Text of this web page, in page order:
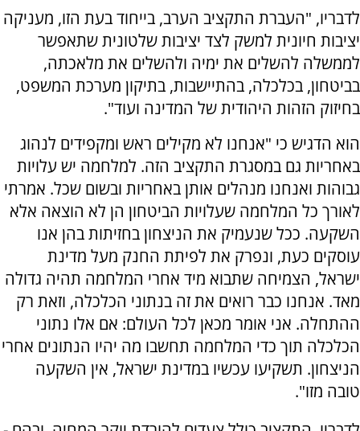
לדבריו, "העברת התקציב הערב, בייחוד בעת הזו, מעניקה
יציבות חיונית למשק לצד יציבות שלטונית שתאפשר
לממשלה להשלים את ימיה ולהשלים את מלאכתה,
בביטחון, בכלכלה, בהתיישבות, בתיקון מערכת המשפט,
בחיזוק הזהות היהודית של המדינה ועוד".
הוא הדגיש כי "אנחנו לא מקילים ראש ומקפידים לנהוג
באחריות גם במסגרת התקציב הזה. למלחמה יש עלויות
גבוהות ואנחנו מנהלים אותן באחריות ובשום שכל. אמרתי
לאורך כל המלחמה שעלויות הביטחון הן לא הוצאה אלא
השקעה. ככל שנעמיק את הניצחון בחזיתות בהן אנו
עוסקים כעת, ונפרק את לפיתת החנק מעל מדינת
ישראל, הצמיחה שתבוא מיד אחרי המלחמה תהיה גדולה
מאד. אנחנו כבר רואים את זה בנתוני הכלכלה, וזאת רק
ההתחלה. אני אומר מכאן לכל העולם: אם אלו נתוני
הכלכלה תוך כדי המלחמה תחשבו מה יהיו הנתונים אחרי
הניצחון. תשקיעו עכשיו במדינת ישראל, אין השקעה
טובה מזו".